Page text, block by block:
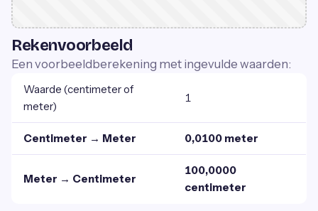
Rekenvoorbeeld
Een voorbeeldberekening met ingevulde waarden:
Waarde (centimeter of
meter)
1
Centimeter → Meter 0,0100 meter
Meter → Centimeter
100,0000
centimeter